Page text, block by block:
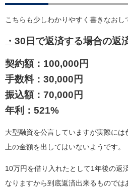
こちらも少しわかりやすく書きなおし
・30日で返済する場合の返
契約額：100,000円
手数料：30,000円
振込額：70,000円
年利：521%
大型融資を公言していますが実際に
上の金額を出してはいないようです。
10万円を借り入れたとして1年後の返
なりますから到底返済出来るものでは